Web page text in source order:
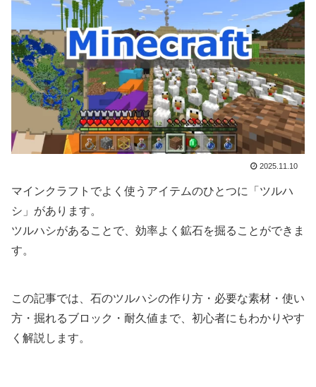
2025.11.10
マインクラフトでよく使うアイテムのひとつに「ツルハ
シ」があります。
ツルハシがあることで、効率よく鉱石を掘ることができま
す。
この記事では、石のツルハシの作り方・必要な素材・使い
方・掘れるブロック・耐久値まで、初心者にもわかりやす
く解説します。